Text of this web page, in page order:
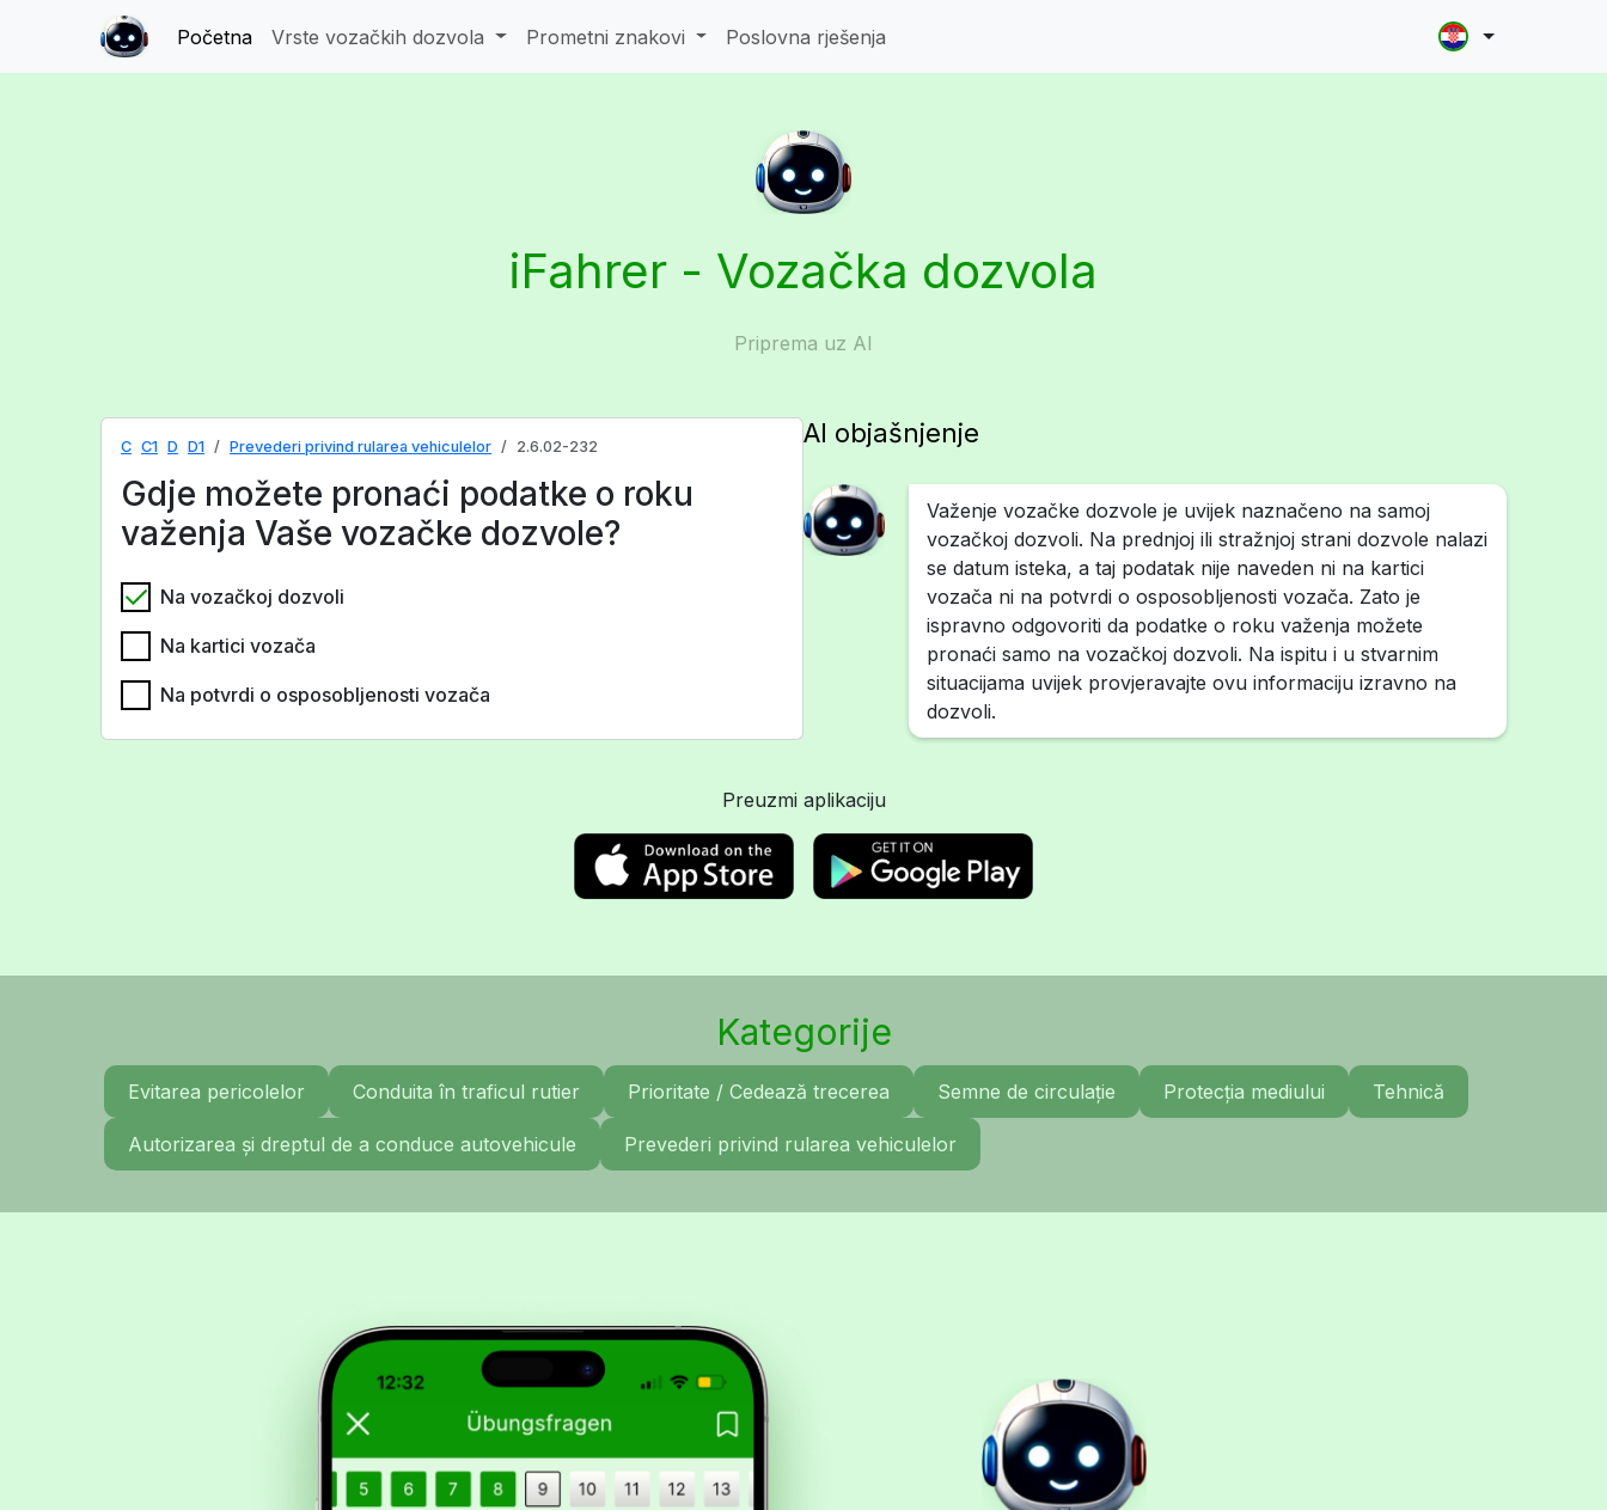
Početna Vrste vozačkih dozvola Prometni znakovi Poslovna rješenja
iFahrer - Vozačka dozvola
Priprema uz AI
C C1 D D1 Prevederi privind rularea vehiculelor 2.6.02-232
Gdje možete pronaći podatke o roku
važenja Vaše vozačke dozvole?
Na vozačkoj dozvoli
Na kartici vozača
Na potvrdi o osposobljenosti vozača
AI objašnjenje
Važenje vozačke dozvole je uvijek naznačeno na samoj
vozačkoj dozvoli. Na prednjoj ili stražnjoj strani dozvole nalazi
se datum isteka, a taj podatak nije naveden ni na kartici
vozača ni na potvrdi o osposobljenosti vozača. Zato je
ispravno odgovoriti da podatke o roku važenja možete
pronaći samo na vozačkoj dozvoli. Na ispitu i u stvarnim
situacijama uvijek provjeravajte ovu informaciju izravno na
dozvoli.
Preuzmi aplikaciju
Kategorije
Evitarea pericolelor Conduita în traficul rutier Prioritate / Cedează trecerea Semne de circulație Protecția mediului Tehnică
Autorizarea și dreptul de a conduce autovehicule Prevederi privind rularea vehiculelor